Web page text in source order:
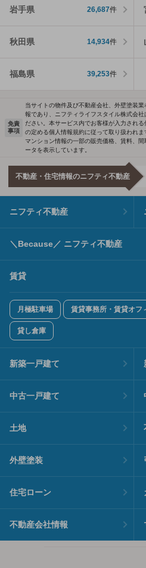
岩手県 26,687件
秋田県 14,934件
福島県 39,253件
免責
事項
当サイトの物件及び不動産会社、外壁塗装
報であり、ニフティライフスタイル株式会
ださい。本サービス内でお客様が入力され
の定める個人情報規約に従って取り扱われま
マンション情報の一部の販売価格、賃料、
ータを表示しています。
不動産・住宅情報のニフティ不動産
ニフティ不動産
＼Because／ ニフティ不動産
賃貸
月極駐車場 賃貸事務所・賃貸オフ
貸し倉庫
新築一戸建て
中古一戸建て
土地
外壁塗装
住宅ローン
不動産会社情報